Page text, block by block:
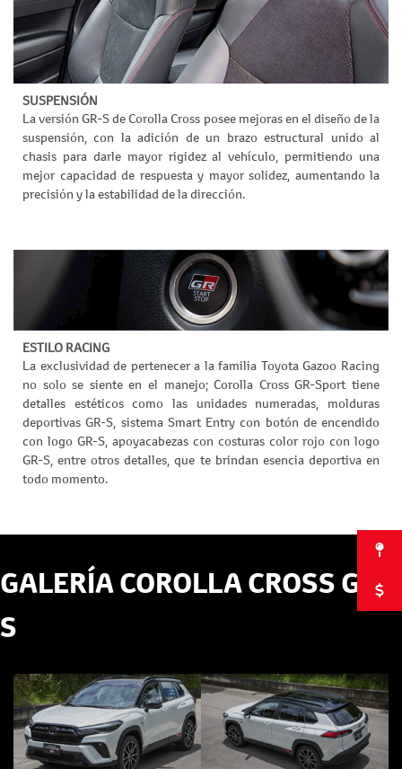
SUSPENSIÓN
La versión GR-S de Corolla Cross posee mejoras en el diseño de la
suspensión, con la adición de un brazo estructural unido al
chasis para darle mayor rigidez al vehículo, permitiendo una
mejor capacidad de respuesta y mayor solidez, aumentando la
precisión y la estabilidad de la dirección.
ESTILO RACING
La exclusividad de pertenecer a la familia Toyota Gazoo Racing
no solo se siente en el manejo; Corolla Cross GR-Sport tiene
detalles estéticos como las unidades numeradas, molduras
deportivas GR-S, sistema Smart Entry con botón de encendido
con logo GR-S, apoyacabezas con costuras color rojo con logo
GR-S, entre otros detalles, que te brindan esencia deportiva en
todo momento.
GALERÍA COROLLA CROSS GR-
S